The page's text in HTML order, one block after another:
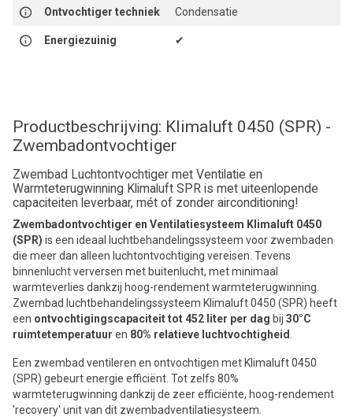
Ontvochtiger techniek Condensatie
Energiezuinig ✔
Productbeschrijving: Klimaluft 0450 (SPR) -
Zwembadontvochtiger
Zwembad Luchtontvochtiger met Ventilatie en
Warmteterugwinning Klimaluft SPR is met uiteenlopende
capaciteiten leverbaar, mét of zonder airconditioning!
Zwembadontvochtiger en Ventilatiesysteem Klimaluft 0450
(SPR) is een ideaal luchtbehandelingssysteem voor zwembaden
die meer dan alleen luchtontvochtiging vereisen. Tevens
binnenlucht verversen met buitenlucht, met minimaal
warmteverlies dankzij hoog-rendement warmteterugwinning.
Zwembad luchtbehandelingssysteem Klimaluft 0450 (SPR) heeft
een ontvochtigingscapaciteit tot 452 liter per dag bij 30°C
ruimtetemperatuur en 80% relatieve luchtvochtigheid
Een zwembad ventileren en ontvochtigen met Klimaluft 0450
(SPR) gebeurt energie efficiënt. Tot zelfs 80%
warmteterugwinning dankzij de zeer efficiënte, hoog-rendement
'recovery' unit van dit zwembadventilatiesysteem.